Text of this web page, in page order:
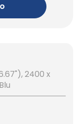
2400 x